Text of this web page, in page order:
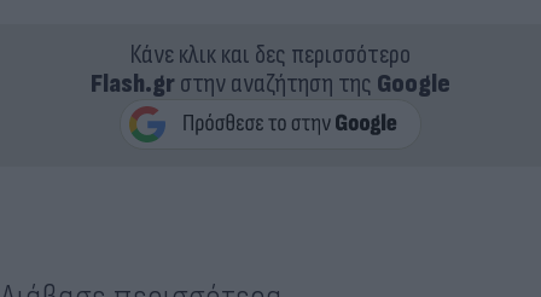
Κάνε κλικ και δες περισσότερο
Flash.grστην αναζήτηση της Google